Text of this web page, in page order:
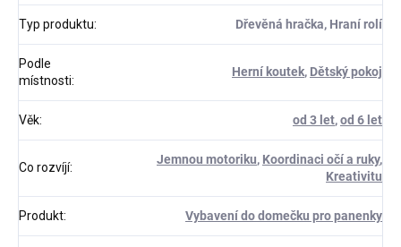
Typ produktu: Dřevěná hračka, Hraní rolí
Podle
místnosti:
Herní koutek, Dětský pokoj
Věk: od 3 let,od 6 let
Co rozvíjí:
Jemnou motoriku, Koordinaci očí a ruky,
Kreativitu
Produkt: Vybavení do domečku pro panenky